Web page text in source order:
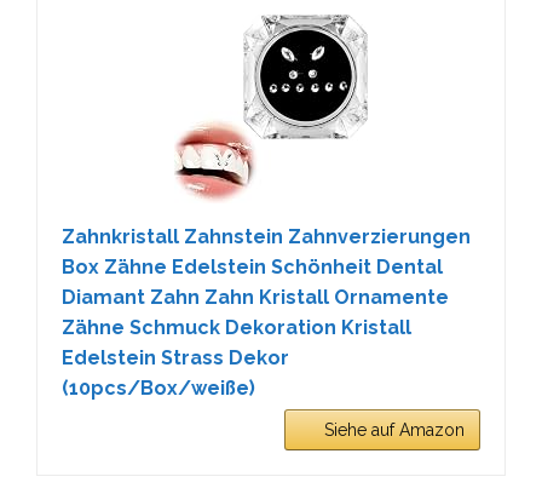
Zahnkristall Zahnstein Zahnverzierungen
Box Zähne Edelstein Schönheit Dental
Diamant Zahn Zahn Kristall Ornamente
Zähne Schmuck Dekoration Kristall
Edelstein Strass Dekor
(10pcs/Box/weiße)
Siehe auf Amazon